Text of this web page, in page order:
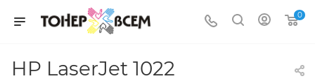
0
HP LaserJet 1022